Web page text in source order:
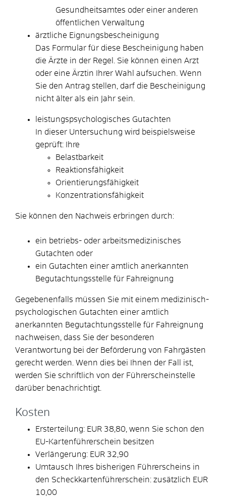
Gesundheitsamtes oder einer anderen
öffentlichen Verwaltung
ärztliche Eignungsbescheinigung
Das Formular für diese Bescheinigung haben
die Ärzte in der Regel. Sie können einen Arzt
oder eine Ärztin Ihrer Wahl aufsuchen. Wenn
Sie den Antrag stellen, darf die Bescheinigung
nicht älter als ein Jahr sein.
leistungspsychologisches Gutachten
In dieser Untersuchung wird beispielsweise
geprüft: Ihre
Belastbarkeit
Reaktionsfähigkeit
Orientierungsfähigkeit
Konzentrationsfähigkeit
Sie können den Nachweis erbringen durch:
ein betriebs- oder arbeitsmedizinisches
Gutachten oder
ein Gutachten einer amtlich anerkannten
Begutachtungsstelle für Fahreignung
Gegebenenfalls müssen Sie mit einem medizinisch-
psychologischen Gutachten einer amtlich
anerkannten Begutachtungsstelle für Fahreignung
nachweisen, dass Sie der besonderen
Verantwortung bei der Beförderung von Fahrgästen
gerecht werden. Wenn dies bei Ihnen der Fall ist,
werden Sie schriftlich von der Führerscheinstelle
darüber benachrichtigt.
Kosten
Ersterteilung: EUR 38,80, wenn Sie schon den
EU-Kartenführerschein besitzen
Verlängerung: EUR 32,90
Umtausch Ihres bisherigen Führerscheins in
den Scheckkartenführerschein: zusätzlich EUR
10,00